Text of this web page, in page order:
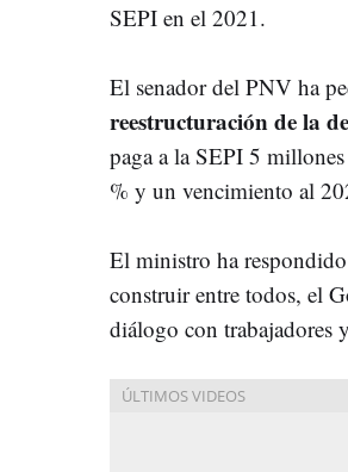
SEPI en el 2021.
El senador del PNV ha
reestructuración de la
paga a la SEPI 5
% y un vencimiento al
El ministro ha
construir entre todos, el
diálogo con trabajadores